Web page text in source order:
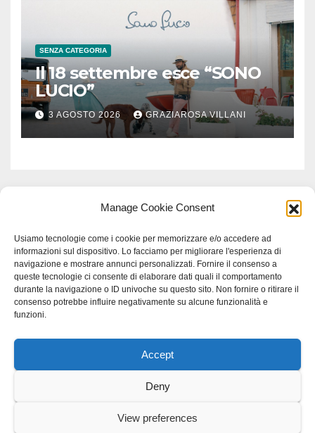
Manage Cookie Consent
Usiamo tecnologie come i cookie per memorizzare e/o accedere ad
informazioni sul dispositivo. Lo facciamo per migliorare l'esperienza di
navigazione e mostrare annunci personalizzati. Fornire il consenso a
queste tecnologie ci consente di elaborare dati quali il comportamento
durante la navigazione o ID univoche su questo sito. Non fornire o ritirare il
consenso potrebbe influire negativamente su alcune funzionalità e
funzioni.
Accept
Deny
View preferences
SENZA CATEGORIA
Il 18 settembre esce “SONO
LUCIO”
3 AGOSTO 2026 GRAZIAROSA VILLANI
Proudly powered by WordPress|Tema: Newspaperex di
Scienza studio specialistico bracciano